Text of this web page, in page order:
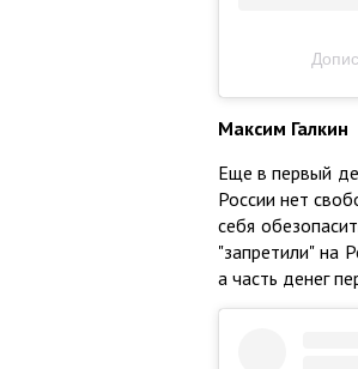
Максим Галкин
Еще в первый
России нет
себя
"запретили" на
а часть денег